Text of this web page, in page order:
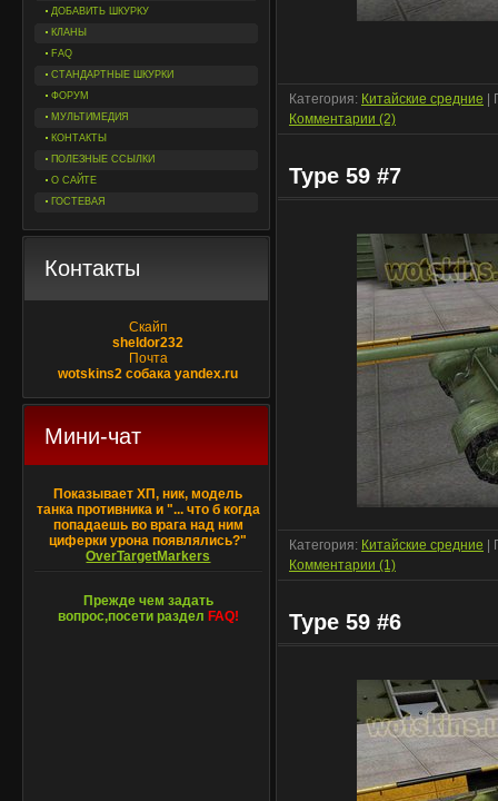
ДОБАВИТЬ ШКУРКУ
КЛАНЫ
FAQ
СТАНДАРТНЫЕ ШКУРКИ
ФОРУМ
МУЛЬТИМЕДИЯ
КОНТАКТЫ
ПОЛЕЗНЫЕ ССЫЛКИ
О САЙТЕ
ГОСТЕВАЯ
Контакты
Скайп
sheldor232
Почта
wotskins2 собака yandex.ru
Мини-чат
Показывает ХП, ник, модель
танка противника и "... что б когда
попадаешь во врага над ним
циферки урона появлялись?"
OverTargetMarkers
Прежде чем задать
вопрос,посети раздел FAQ!
Категория: Китайские средние |
Комментарии (2)
Type 59 #7
Категория: Китайские средние |
Комментарии (1)
Type 59 #6